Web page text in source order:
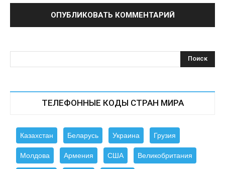
ТЕЛЕФОННЫЕ КОДЫ СТРАН МИРА
Казахстан Беларусь Украина Грузия
Молдова Армения США Великобритания